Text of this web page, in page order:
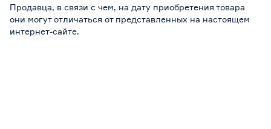
Продавца, в связи с чем, на дату приобретения товара
они могут отличаться от представленных на настоящем
интернет-сайте.